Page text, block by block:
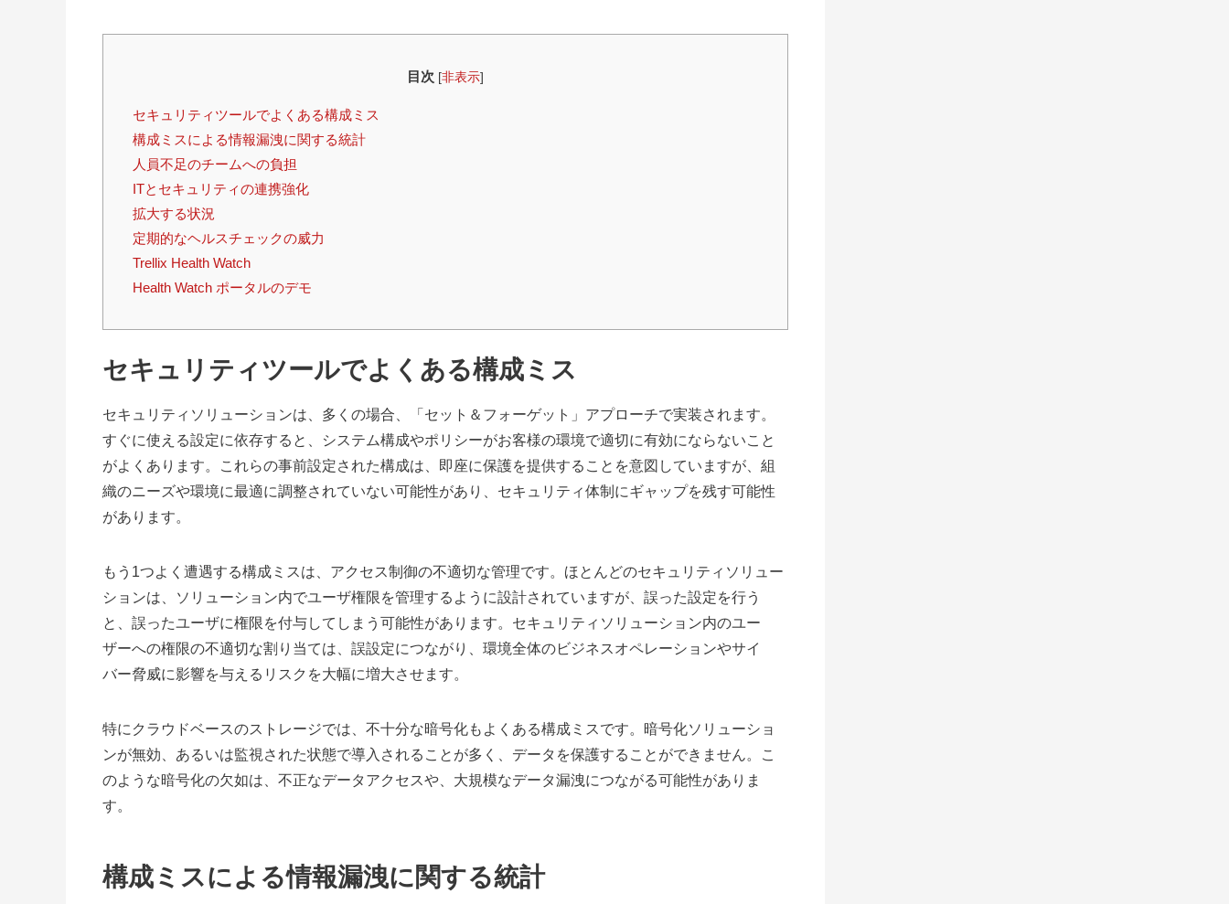
目次 [非表示]
セキュリティツールでよくある構成ミス
構成ミスによる情報漏洩に関する統計
人員不足のチームへの負担
ITとセキュリティの連携強化
拡大する状況
定期的なヘルスチェックの威力
Trellix Health Watch
Health Watch ポータルのデモ
セキュリティツールでよくある構成ミス
セキュリティソリューションは、多くの場合、「セット＆フォーゲット」アプローチで実装されます。
すぐに使える設定に依存すると、システム構成やポリシーがお客様の環境で適切に有効にならないこと
がよくあります。これらの事前設定された構成は、即座に保護を提供することを意図していますが、組
織のニーズや環境に最適に調整されていない可能性があり、セキュリティ体制にギャップを残す可能性
があります。
もう1つよく遭遇する構成ミスは、アクセス制御の不適切な管理です。ほとんどのセキュリティソリュー
ションは、ソリューション内でユーザ権限を管理するように設計されていますが、誤った設定を行う
と、誤ったユーザに権限を付与してしまう可能性があります。セキュリティソリューション内のユー
ザーへの権限の不適切な割り当ては、誤設定につながり、環境全体のビジネスオペレーションやサイ
バー脅威に影響を与えるリスクを大幅に増大させます。
特にクラウドベースのストレージでは、不十分な暗号化もよくある構成ミスです。暗号化ソリューショ
ンが無効、あるいは監視された状態で導入されることが多く、データを保護することができません。こ
のような暗号化の欠如は、不正なデータアクセスや、大規模なデータ漏洩につながる可能性がありま
す。
構成ミスによる情報漏洩に関する統計